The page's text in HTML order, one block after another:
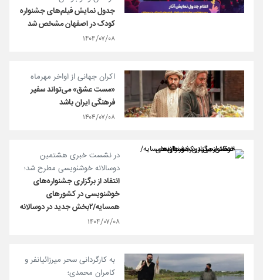
جدول نمایش فیلم‌های جشنواره
کودک در اصفهان مشخص شد
۱۴۰۴/۰۷/۰۸
اکران جهانی از اواخر مهرماه
«مست عشق» می‌تواند سفیر
فرهنگی ایران باشد
۱۴۰۴/۰۷/۰۸
در نشست خبری هشتمین
دوسالانه خوشنویسی مطرح شد؛
انتقاد از برگزاری جشنواره‌های
خوشنویسی در کشورهای
همسایه/۲بخش جدید در دوسالانه
۱۴۰۴/۰۷/۰۸
به کارگردانی سحر میرزائیانفر و
کامران محمدی؛